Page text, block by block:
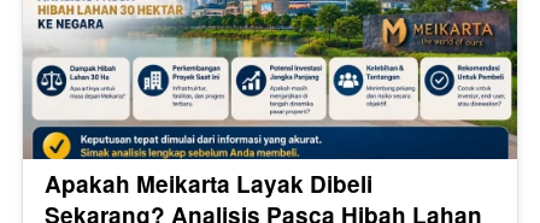
Apakah Meikarta Layak Dibeli
Sekarang? Analisis Pasca Hibah Lahan